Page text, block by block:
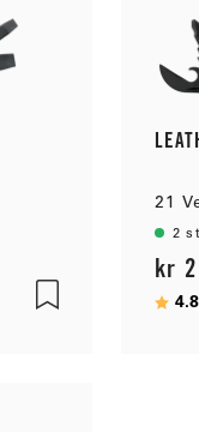
21
2
kr 2
4.8